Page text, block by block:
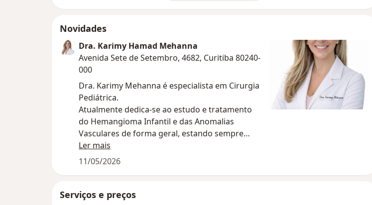
Novidades
Dra. Karimy Hamad Mehanna
Avenida Sete de Setembro, 4682, Curitiba 80240-
000
Dra. Karimy Mehanna é especialista em Cirurgia
Pediátrica.
Atualmente dedica-se ao estudo e tratamento
do Hemangioma Infantil e das Anomalias
Vasculares de forma geral, estando sempre
atualizada sobre as últimas recomendações
terapêuticas no assunto.
Internacional para Estudo das Anomalias
Ler mais
11/05/2026
Serviços e preços